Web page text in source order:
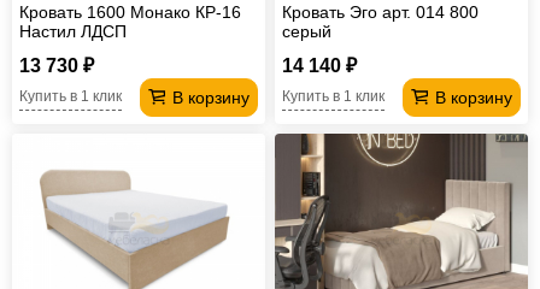
Кровать 1600 Монако КР-16
Настил ЛДСП
13 730 ₽
В корзину
Купить в 1 клик
Кровать Эго арт. 014 800
серый
14 140 ₽
В корзину
Купить в 1 клик